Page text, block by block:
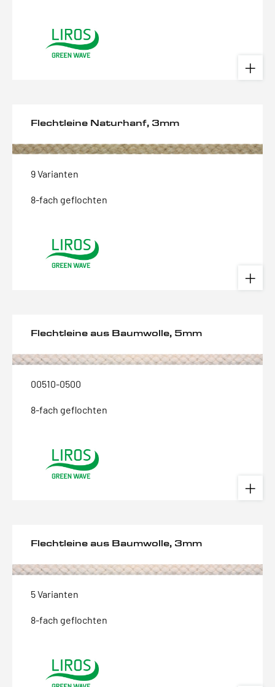
Flechtleine Naturhanf, 3mm
9 Varianten
8-fach geflochten
Flechtleine aus Baumwolle, 5mm
00510-0500
8-fach geflochten
Flechtleine aus Baumwolle, 3mm
5 Varianten
8-fach geflochten